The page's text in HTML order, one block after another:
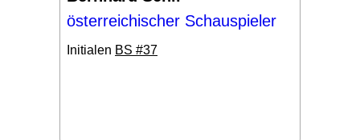
österreichischer Schauspieler
Initialen BS #37